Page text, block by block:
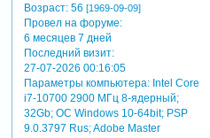
Возраст:56 [1969-09-09]
Провел на форуме:
6 месяцев 7 дней
Последний визит:
27-07-2026 00:16:05
Параметры компьютера:Intel Core
i7-10700 2900 МГц 8-ядерный;
32Gb; ОС Windows 10-64bit; PSP
9.0.3797 Rus; Adobe Master